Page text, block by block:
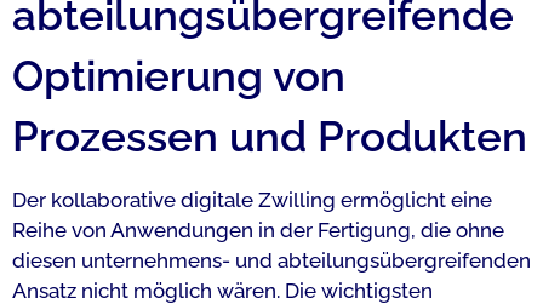
abteilungs­übergreifende
Opti­mierung von
Prozessen und Produkten
Der kollaborative digitale Zwilling ermöglicht eine
Reihe von Anwendungen in der Fertigung, die ohne
diesen unternehmens- und abteilungsübergreifenden
Ansatz nicht möglich wären. Die wichtigsten